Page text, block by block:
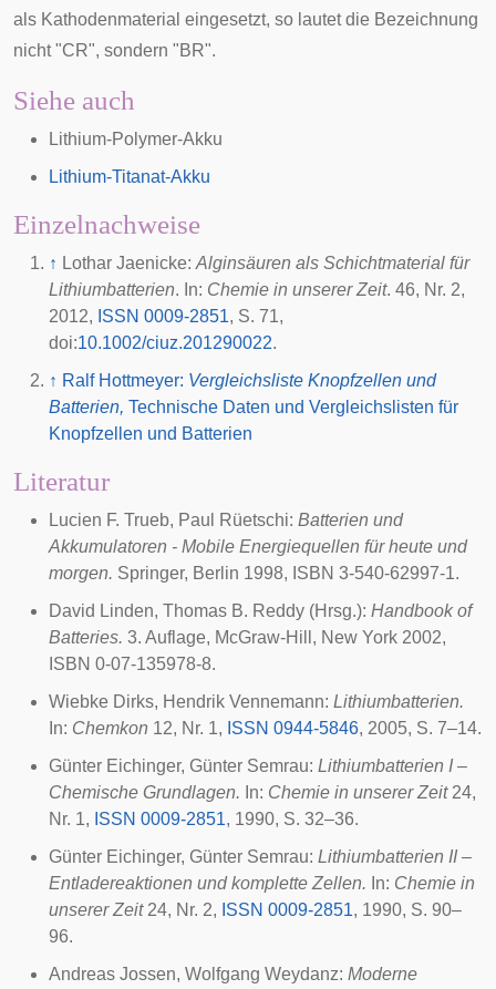
als Kathodenmaterial eingesetzt, so lautet die Bezeichnung
nicht "CR", sondern "BR".
Siehe auch
Lithium-Polymer-Akku
Lithium-Titanat-Akku
Einzelnachweise
↑ Lothar Jaenicke: Alginsäuren als Schichtmaterial für
Lithiumbatterien. In: Chemie in unserer Zeit. 46, Nr. 2,
2012, ISSN 0009-2851, S. 71,
doi:10.1002/ciuz.201290022.
↑ Ralf Hottmeyer: Vergleichsliste Knopfzellen und
Batterien, Technische Daten und Vergleichslisten für
Knopfzellen und Batterien
Literatur
Lucien F. Trueb, Paul Rüetschi: Batterien und
Akkumulatoren - Mobile Energiequellen für heute und
morgen. Springer, Berlin 1998, ISBN 3-540-62997-1.
David Linden, Thomas B. Reddy (Hrsg.): Handbook of
Batteries. 3. Auflage, McGraw-Hill, New York 2002,
ISBN 0-07-135978-8.
Wiebke Dirks, Hendrik Vennemann: Lithiumbatterien.
In: Chemkon 12, Nr. 1, ISSN 0944-5846, 2005, S. 7–14.
Günter Eichinger, Günter Semrau: Lithiumbatterien I –
Chemische Grundlagen. In: Chemie in unserer Zeit24,
Nr. 1, ISSN 0009-2851, 1990, S. 32–36.
Günter Eichinger, Günter Semrau: Lithiumbatterien II –
Entladereaktionen und komplette Zellen. In: Chemie in
unserer Zeit24, Nr. 2, ISSN 0009-2851, 1990, S. 90–
96.
Andreas Jossen, Wolfgang Weydanz: Moderne